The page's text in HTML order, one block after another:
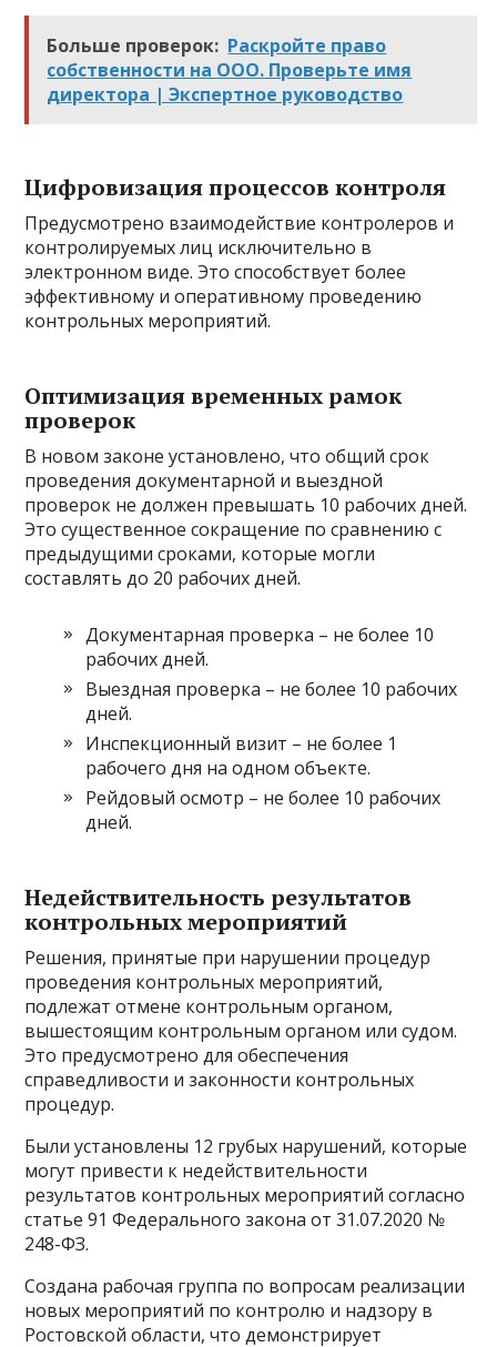
Больше проверок: Раскройте право
собственности на ООО. Проверьте имя
директора | Экспертное руководство
Цифровизация процессов контроля
Предусмотрено взаимодействие контролеров и
контролируемых лиц исключительно в
электронном виде. Это способствует более
эффективному и оперативному проведению
контрольных мероприятий.
Оптимизация временных рамок
проверок
В новом законе установлено, что общий срок
проведения документарной и выездной
проверок не должен превышать 10 рабочих дней.
Это существенное сокращение по сравнению с
предыдущими сроками, которые могли
составлять до 20 рабочих дней.
Документарная проверка – не более 10
рабочих дней.
Выездная проверка – не более 10 рабочих
дней.
Инспекционный визит – не более 1
рабочего дня на одном объекте.
Рейдовый осмотр – не более 10 рабочих
дней.
Недействительность результатов
контрольных мероприятий
Решения, принятые при нарушении процедур
проведения контрольных мероприятий,
подлежат отмене контрольным органом,
вышестоящим контрольным органом или судом.
Это предусмотрено для обеспечения
справедливости и законности контрольных
процедур.
Были установлены 12 грубых нарушений, которые
могут привести к недействительности
результатов контрольных мероприятий согласно
статье 91 Федерального закона от 31.07.2020 №
248-ФЗ.
Создана рабочая группа по вопросам реализации
новых мероприятий по контролю и надзору в
Ростовской области, что демонстрирует